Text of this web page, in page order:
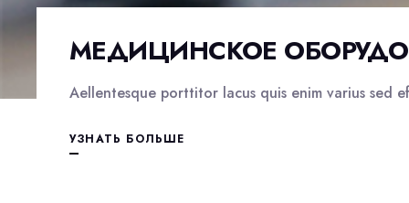
МЕДИЦИНСКОЕ
Aellentesque porttitor lacus quis enim varius sed
УЗНАТЬ БОЛЬШЕ